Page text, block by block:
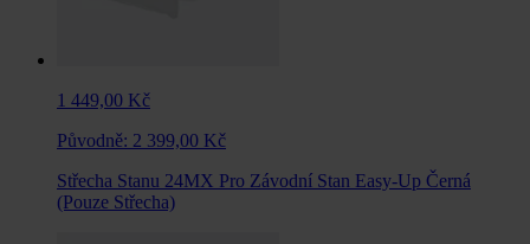
1 449,00 Kč
Původně: 2 399,00 Kč
Střecha Stanu 24MX Pro Závodní Stan Easy-Up Černá
(Pouze Střecha)